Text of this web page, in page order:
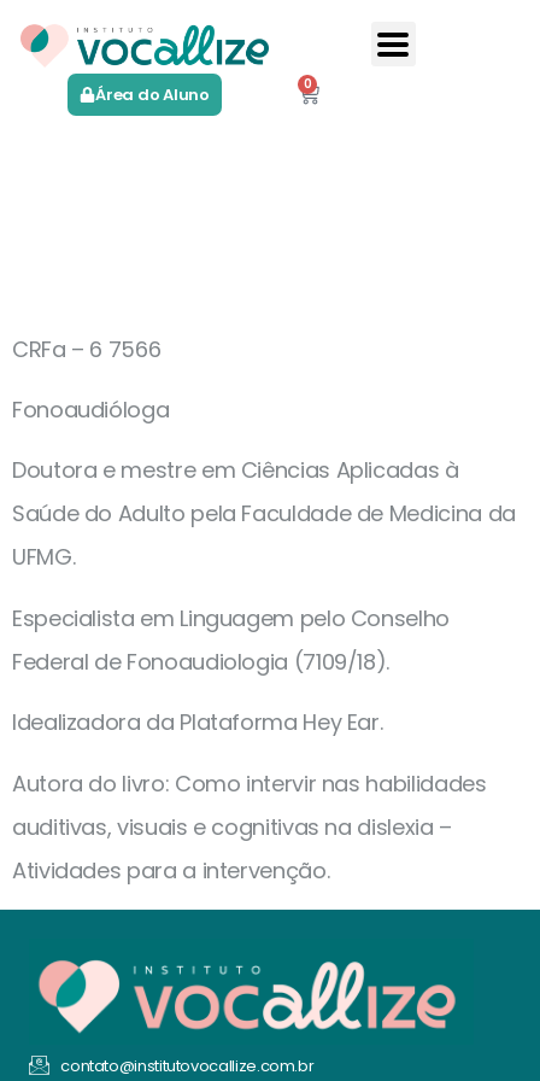
Área do Aluno 0
CRFa – 6 7566
Fonoaudióloga
Doutora e mestre em Ciências Aplicadas à
Saúde do Adulto pela Faculdade de Medicina da
UFMG.
Especialista em Linguagem pelo Conselho
Federal de Fonoaudiologia (7109/18).
Idealizadora da Plataforma Hey Ear.
Autora do livro: Como intervir nas habilidades
auditivas, visuais e cognitivas na dislexia –
Atividades para a intervenção.
contato@institutovocallize.com.br